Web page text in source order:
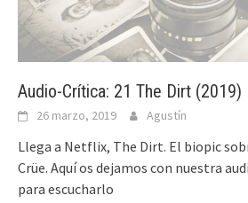
Audio-Crítica: 21 The Dirt (2019)
26 marzo, 2019 Agustín
Llega a Netflix, The Dirt. El biopic
Crüe. Aquí os dejamos con nuestra
para escucharlo